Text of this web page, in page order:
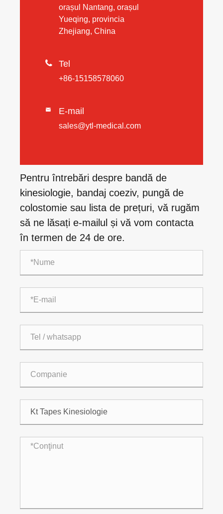
orașul Nantang, orașul
Yueqing, provincia
Zhejiang, China
 Tel
+86-15158578060
 E-mail
sales@ytl-medical.com
Pentru întrebări despre bandă de
kinesiologie, bandaj coeziv, pungă de
colostomie sau lista de prețuri, vă rugăm
să ne lăsați e-mailul și vă vom contacta
în termen de 24 de ore.